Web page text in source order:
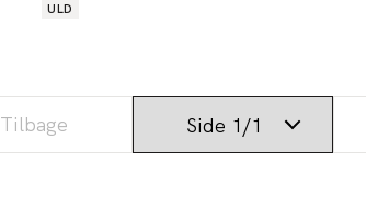
Produkt egenskaber
ULD
Tilbage